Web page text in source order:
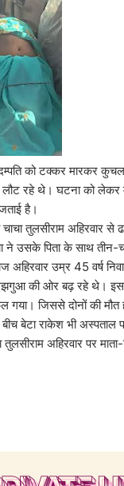
को टक्कर मारकर कुचल
लौट रहे थे। घटना को
है।
अहिरवार से
ने उसके पिता के साथ तीन-
उम्र 45 वर्ष
की ओर बढ़ रहे थे। इस
गया। जिससे दोनों की
बेटा राकेश भी अस्पताल
अहिरवार पर माता-